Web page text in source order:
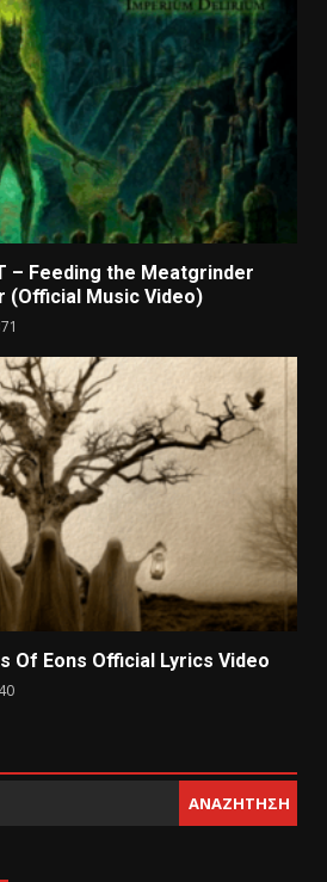
– Feeding the Meatgrinder
(Official Music Video)
Of Eons Official Lyrics Video
ΑΝΑΖΉΤΗΣΗ